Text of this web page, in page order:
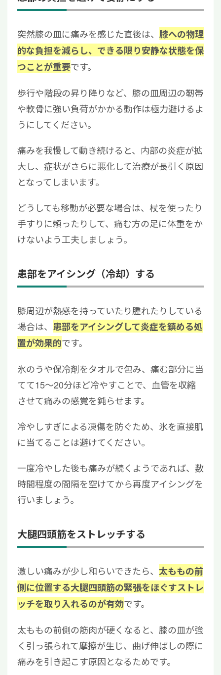
突然膝の皿に痛みを感じた直後は、 膝への物理
的な負担を減らし、できる限り安静な状態を保
つことが重要です。
歩行や階段の昇り降りなど、膝の皿周辺の靭帯
や軟骨に強い負荷がかかる動作は極力避けるよ
うにしてください。
痛みを我慢して動き続けると、内部の炎症が拡
大し、症状がさらに悪化して治療が長引く原因
となってしまいます。
どうしても移動が必要な場合は、杖を使ったり
手すりに頼ったりして、痛む方の足に体重をか
けないよう工夫しましょう。
患部をアイシング（冷却）する
膝周辺が熱感を持っていたり腫れたりしている
場合は、 患部をアイシングして炎症を鎮める処
置が効果的です。
氷のうや保冷剤をタオルで包み、痛む部分に当
てて15〜20分ほど冷やすことで、血管を収縮
させて痛みの感覚を鈍らせます。
冷やしすぎによる凍傷を防ぐため、氷を直接肌
に当てることは避けてください。
一度冷やした後も痛みが続くようであれば、数
時間程度の間隔を空けてから再度アイシングを
行いましょう。
大腿四頭筋をストレッチする
激しい痛みが少し和らいできたら、 太ももの前
側に位置する大腿四頭筋の緊張をほぐすストレ
ッチを取り入れるのが有効です。
太ももの前側の筋肉が硬くなると、膝の皿が強
く引っ張られて摩擦が生じ、曲げ伸ばしの際に
痛みを引き起こす原因となるためです。